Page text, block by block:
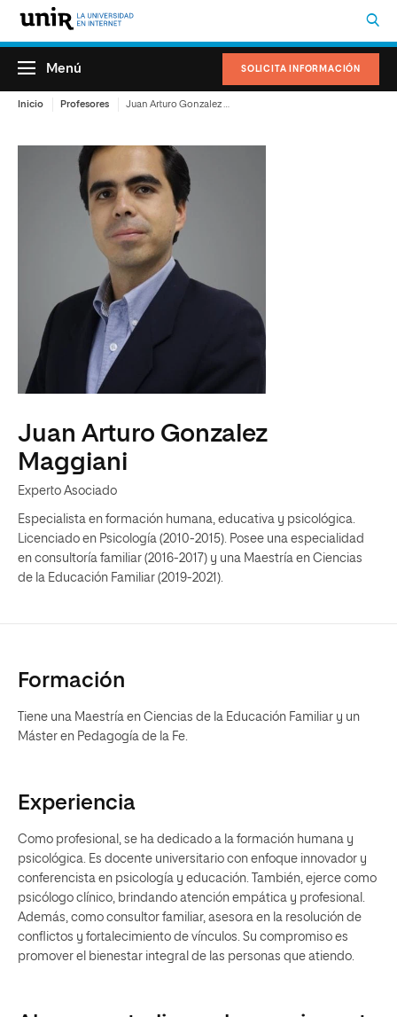
SOLICITA INFORMACIÓN
Menú
Inicio Profesores
Juan Arturo Gonzalez
Maggiani
Experto Asociado
Especialista en formación humana, educativa y psicológica.
Licenciado en Psicología (2010-2015). Posee una especialidad
en consultoría familiar (2016-2017) y una Maestría en Ciencias
de la Educación Familiar (2019-2021).
Formación
Tiene una Maestría en Ciencias de la Educación Familiar y un
Máster en Pedagogía de la Fe.
Experiencia
Como profesional, se ha dedicado a la formación humana y
psicológica. Es docente universitario con enfoque innovador y
conferencista en psicología y educación. También, ejerce como
psicólogo clínico, brindando atención empática y profesional.
Además, como consultor familiar, asesora en la resolución de
conflictos y fortalecimiento de vínculos. Su compromiso es
promover el bienestar integral de las personas que atiendo.